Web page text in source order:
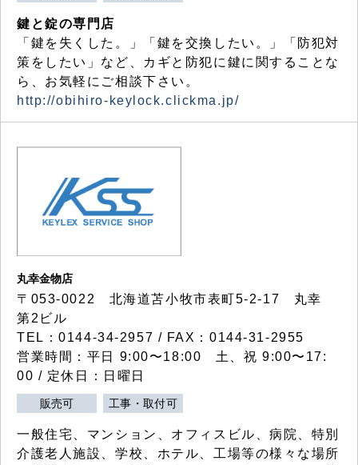
鍵と錠の専門店
「鍵を失くした。」「鍵を交換したい。」「防犯対
策をしたい」など、カギと防犯に鍵に関することな
ら、お気軽にご相談下さい。
http://obihiro-keylock.clickma.jp/
丸幸金物店
〒053-0022 北海道苫小牧市表町5-2-17 丸幸
第2ビル
TEL：0144-34-2957 / FAX：0144-31-2955
営業時間：平日 9:00〜18:00 土、祝 9:00〜17:
00 / 定休日：日曜日
販売可 工事・取付可
一般住宅、マンション、オフィスビル、病院、特別
介護老人施設、学校、ホテル、工場等の様々な場所